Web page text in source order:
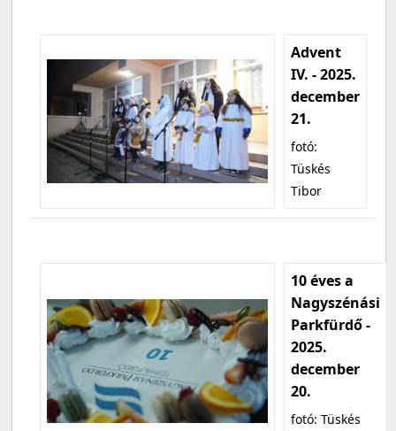
Advent
IV. - 2025.
december
21.
fotó:
Tüskés
Tibor
10 éves a
Nagyszénási
Parkfürdő -
2025.
december
20.
fotó: Tüskés